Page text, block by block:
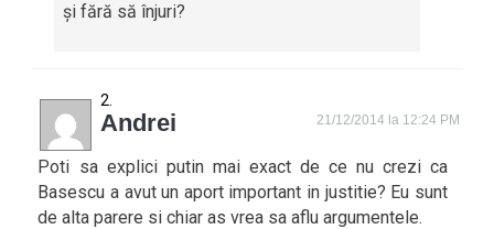
și fără să înjuri?
Andrei 21/12/2014 la 12:24 PM
Poti sa explici putin mai exact de ce nu crezi ca
Basescu a avut un aport important in justitie? Eu sunt
de alta parere si chiar as vrea sa aflu argumentele.